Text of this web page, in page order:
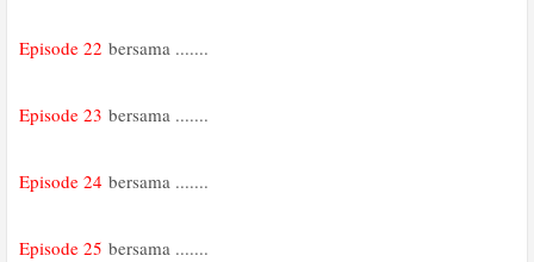
Episode 22 bersama .......
Episode 23 bersama .......
Episode 24 bersama .......
Episode 25 bersama .......